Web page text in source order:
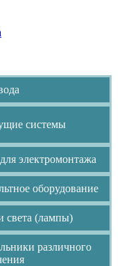
системы
электромонтажа
оборудование
света (лампы)
различного